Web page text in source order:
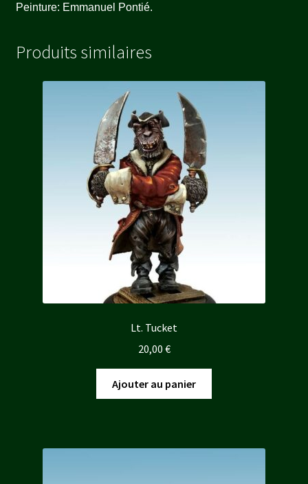
Peinture: Emmanuel Pontié.
Produits similaires
Lt. Tucket
20,00 €
Ajouter au panier